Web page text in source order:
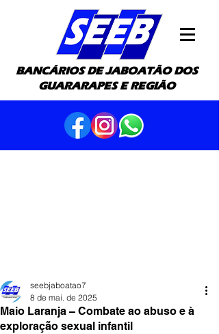
BANCÁRIOS DE JABOATÃO DOS
GUARARAPES E REGIÃO
Maio Laranja – Combate ao abuso e à
exploração sexual infantil
seebjaboatao7
8 de mai. de 2025